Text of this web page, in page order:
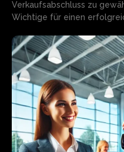
Verkaufsabschluss zu
Wichtige für einen